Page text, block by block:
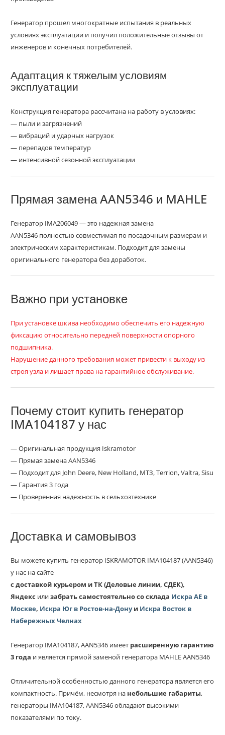
Генератор прошел многократные испытания в реальных
условиях эксплуатации и получил положительные отзывы от
инженеров и конечных потребителей.
Адаптация к тяжелым условиям
эксплуатации
Конструкция генератора рассчитана на работу в условиях:
— пыли и загрязнений
— вибраций и ударных нагрузок
— перепадов температур
— интенсивной сезонной эксплуатации
Прямая замена AAN5346 и MAHLE
Генератор IMA206049 — это надежная замена
AAN5346 полностью совместимая по посадочным размерам и
электрическим характеристикам. Подходит для замены
оригинального генератора без доработок.
Важно при установке
При установке шкива необходимо обеспечить его надежную
фиксацию относительно передней поверхности опорного
подшипника.
Нарушение данного требования может привести к выходу из
строя узла и лишает права на гарантийное обслуживание.
Почему стоит купить генератор
IMA104187 у нас
— Оригинальная продукция Iskramotor
— Прямая замена AAN5346
— Подходит для John Deere, New Holland, МТЗ, Terrion, Valtra, Sisu
— Гарантия 3 года
— Проверенная надежность в сельхозтехнике
Доставка и самовывоз
Вы можете купить генератор ISKRAMOTOR IMA104187 (AAN5346)
у нас на сайте
с доставкой курьером и ТК (Деловые линии, СДЕК),
Яндекс илизабрать самостоятельно со склада Искра АЕ в
Москве, Искра Юг в Ростов-на-Донуи Искра Восток в
Набережных Челнах
Генератор IMA104187, AAN5346 имеет расширенную гарантию
3 года и является прямой заменой генератора MAHLE AAN5346
Отличительной особенностью данного генератора является его
компактность. Причём, несмотря на небольшие габариты,
генераторы IMA104187, AAN5346 обладают высокими
показателями по току.